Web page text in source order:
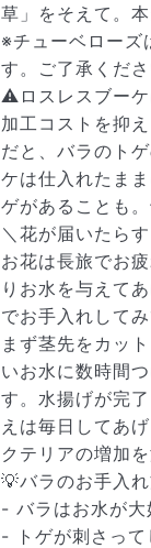
届いたお花に
草」をそえて。
※チューベローズ
す。ご了承くださ
⚠️ロスレスブーケ
加工コストを抑
だと、バラのト
ケは仕入れたま
ゲがあることも
＼花が届いたら
お花は長旅でお
りお水を与えて
でお手入れして
まず茎先をカッ
いお水に数時間
す。水揚げが完
えは毎日してあ
クテリアの増加
💡バラのお手入
- バラはお水が大
- トゲが刺さって